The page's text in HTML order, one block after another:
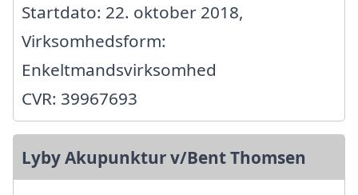
Startdato: 22. oktober 2018,
Virksomhedsform:
Enkeltmandsvirksomhed
CVR: 39967693
Lyby Akupunktur v/Bent Thomsen